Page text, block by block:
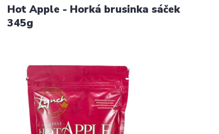
Hot Apple - Horká brusinka sáček
345g